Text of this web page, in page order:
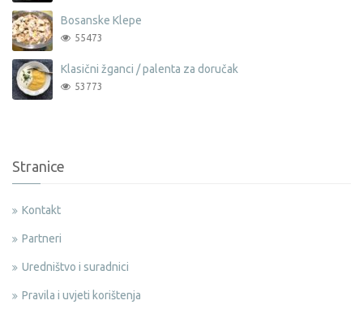
Bosanske Klepe
55473
Klasični žganci / palenta za doručak
53773
Stranice
Kontakt
Partneri
Uredništvo i suradnici
Pravila i uvjeti korištenja